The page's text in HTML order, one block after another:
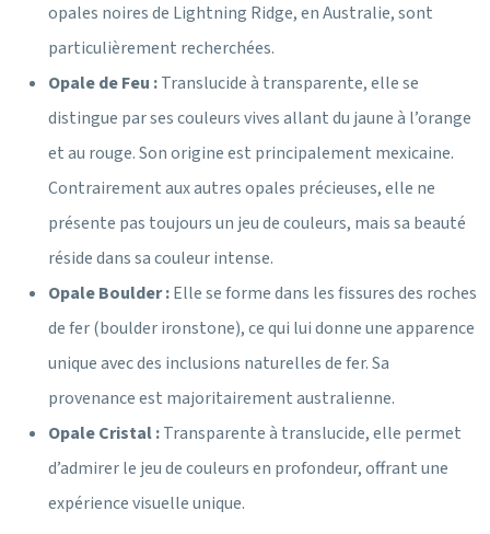
opales noires de Lightning Ridge, en Australie, sont
particulièrement recherchées.
Opale de Feu :Translucide à transparente, elle se
distingue par ses couleurs vives allant du jaune à l’orange
et au rouge. Son origine est principalement mexicaine.
Contrairement aux autres opales précieuses, elle ne
présente pas toujours un jeu de couleurs, mais sa beauté
réside dans sa couleur intense.
Opale Boulder :Elle se forme dans les fissures des roches
de fer (boulder ironstone), ce qui lui donne une apparence
unique avec des inclusions naturelles de fer. Sa
provenance est majoritairement australienne.
Opale Cristal :Transparente à translucide, elle permet
d’admirer le jeu de couleurs en profondeur, offrant une
expérience visuelle unique.